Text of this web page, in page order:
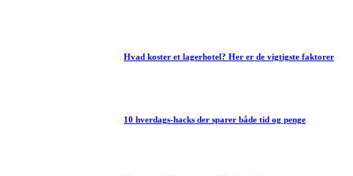
Hvad koster et lagerhotel? Her er de vigtigste faktorer
10 hverdags-hacks der sparer både tid og penge